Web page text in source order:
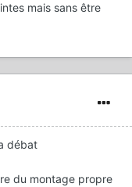
mais sans être
débat
du montage propre